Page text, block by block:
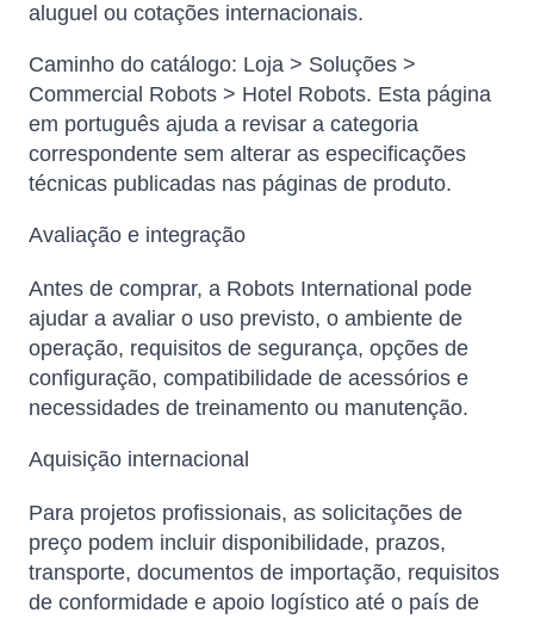
aluguel ou cotações internacionais.
Caminho do catálogo: Loja > Soluções >
Commercial Robots > Hotel Robots. Esta página
em português ajuda a revisar a categoria
correspondente sem alterar as especificações
técnicas publicadas nas páginas de produto.
Avaliação e integração
Antes de comprar, a Robots International pode
ajudar a avaliar o uso previsto, o ambiente de
operação, requisitos de segurança, opções de
configuração, compatibilidade de acessórios e
necessidades de treinamento ou manutenção.
Aquisição internacional
Para projetos profissionais, as solicitações de
preço podem incluir disponibilidade, prazos,
transporte, documentos de importação, requisitos
de conformidade e apoio logístico até o país de